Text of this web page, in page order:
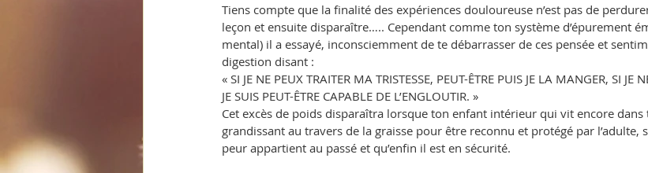
Tiens compte que la finalité des expériences douloureuse n’est pas de
leçon et ensuite disparaître….. Cependant comme ton système d’épurement
mental) il a essayé, inconsciemment de te débarrasser de ces pensée et
digestion disant :
« SI JE NE PEUX TRAITER MA TRISTESSE, PEUT-ÊTRE PUIS JE LA MANGER, SI JE
JE SUIS PEUT-ÊTRE CAPABLE DE L’ENGLOUTIR. »
Cet excès de poids disparaîtra lorsque ton enfant intérieur qui vit encore dans
grandissant au travers de la graisse pour être reconnu et protégé par l’adulte,
peur appartient au passé et qu’enfin il est en sécurité.